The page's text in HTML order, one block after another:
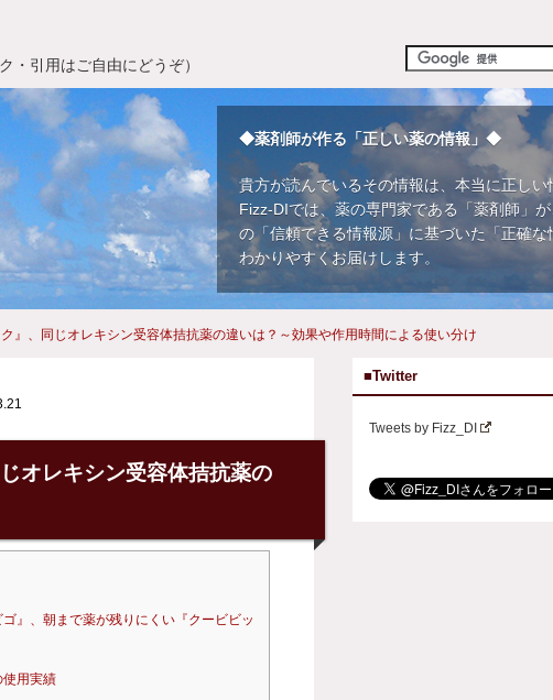
・引用はご自由にどうぞ）
◆薬剤師が作る「正しい薬の情報」◆
貴方が読んでいるその情報は、本当に正しい
Fizz-DIでは、薬の専門家である「薬剤師」
の「信頼できる情報源」に基づいた「正確な
わかりやすくお届けします。
』、同じオレキシン受容体拮抗薬の違いは？～効果や作用時間による使い分け
オレキシン受容体拮抗薬の
』、朝まで薬が残りにくい『クービビッ
用実績
■Twitter
Tweets by Fizz_DI